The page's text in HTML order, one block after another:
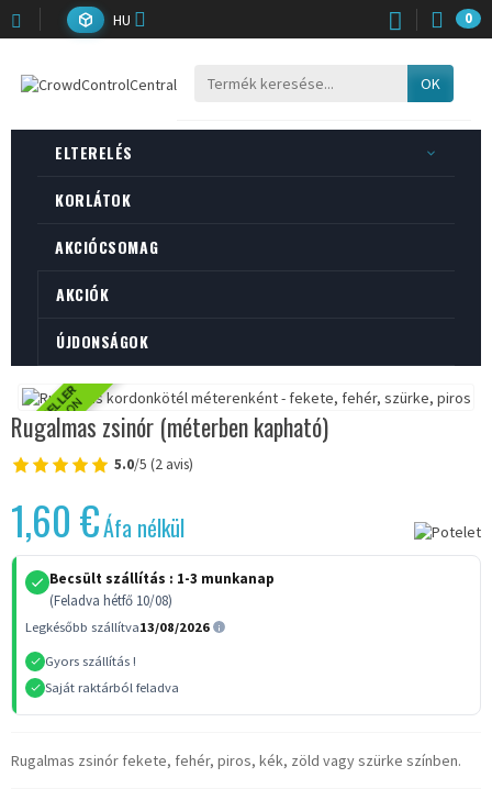
HU 0
OK
ELTERELÉS
KORLÁTOK
AKCIÓCSOMAG
AKCIÓK
ÚJDONSÁGOK
BESTSELLER
RAKTÁRON
Rugalmas zsinór (méterben kapható)
5.0/5 (2 avis)
1,60 €Áfa nélkül
Becsült szállítás : 1-3 munkanap
(Feladva hétfő 10/08)
Legkésőbb szállítva13/08/2026
Gyors szállítás !
Saját raktárból feladva
Rugalmas zsinór fekete, fehér, piros, kék, zöld vagy szürke színben.